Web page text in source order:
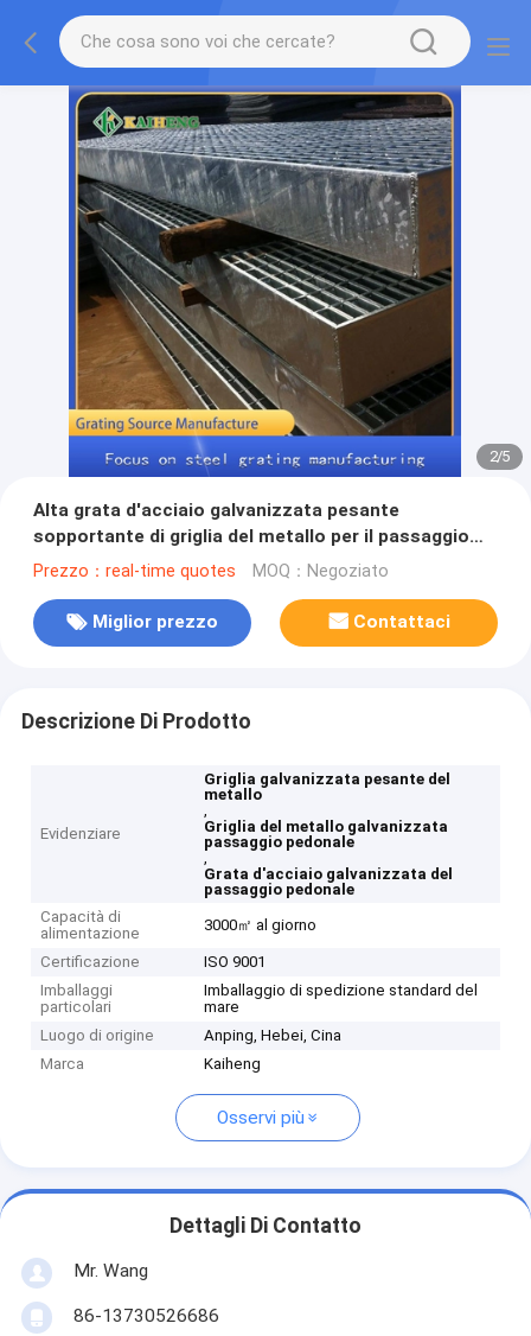
2/5
Alta grata d'acciaio galvanizzata pesante
sopportante di griglia del metallo per il passaggio
pedonale
Prezzo：real-time quotes MOQ：Negoziato
Miglior prezzo Contattaci
Descrizione Di Prodotto
Evidenziare
Griglia galvanizzata pesante del
metallo
,
Griglia del metallo galvanizzata
passaggio pedonale
,
Grata d'acciaio galvanizzata del
passaggio pedonale
Capacità di
alimentazione
3000㎡ al giorno
Certificazione
ISO 9001
Imballaggi
particolari
Imballaggio di spedizione standard del
mare
Luogo di origine
Anping, Hebei, Cina
Marca
Kaiheng
Osservi più
Dettagli Di Contatto
Mr. Wang
86-13730526686